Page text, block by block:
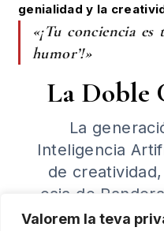
Valorem la teva
genialidad y la
«¡Tu conciencia
humor’!»
La Doble
La
Inteligencia
de
caja de
Esta es la